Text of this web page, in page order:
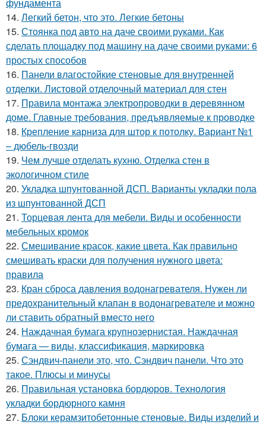
фундамента
14. Легкий бетон, что это. Легкие бетоны
15. Стоянка под авто на даче своими руками. Как
сделать площадку под машину на даче своими руками: 6
простых способов
16. Панели влагостойкие стеновые для внутренней
отделки. Листовой отделочный материал для стен
17. Правила монтажа электропроводки в деревянном
доме. Главные требования, предъявляемые к проводке
18. Крепление карниза для штор к потолку. Вариант №1
– дюбель-гвозди
19. Чем лучше отделать кухню. Отделка стен в
экологичном стиле
20. Укладка шпунтованной ДСП. Варианты укладки пола
из шпунтованной ДСП
21. Торцевая лента для мебели. Виды и особенности
мебельных кромок
22. Смешивание красок, какие цвета. Как правильно
смешивать краски для получения нужного цвета:
правила
23. Кран сброса давления водонагревателя. Нужен ли
предохранительный клапан в водонагревателе и можно
ли ставить обратный вместо него
24. Наждачная бумага крупнозернистая. Наждачная
бумага — виды, классификация, маркировка
25. Сэндвич-панели это, что. Сэндвич панели. Что это
такое. Плюсы и минусы
26. Правильная установка бордюров. Технология
укладки бордюрного камня
27. Блоки керамзитобетонные стеновые. Виды изделий и